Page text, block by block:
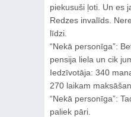
piekusuši ļoti. Un es
Redzes invalīds.
līdzi.
“Nekā personīga”:
pensija liela un cik
Iedzīvotāja: 340
270 laikam
“Nekā personīga”:
paliek pāri.